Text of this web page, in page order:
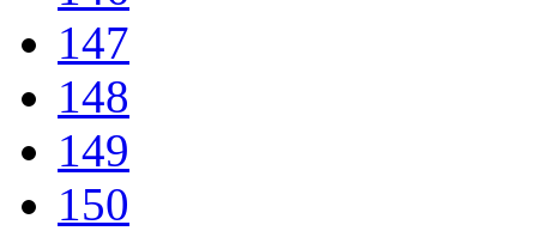
147
148
149
150